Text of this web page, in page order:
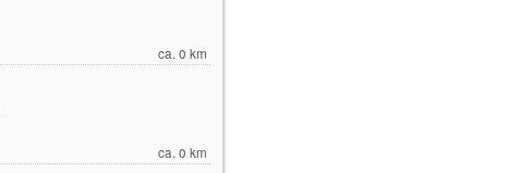
ca. 0 km
ca. 0 km